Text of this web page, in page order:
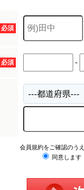
必須
必須 -
会員規約をご確認のう
同意します